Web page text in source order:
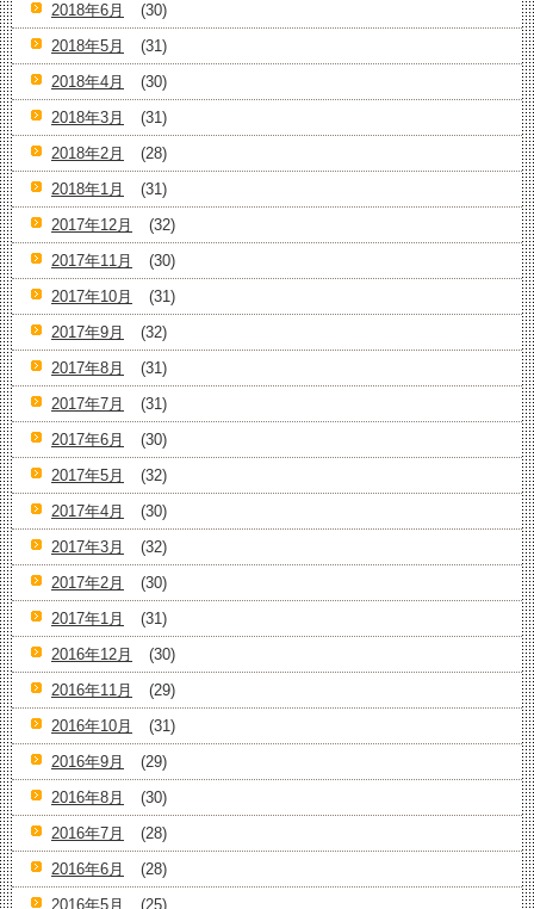
2018年6月
(30)
2018年5月
(31)
2018年4月
(30)
2018年3月
(31)
2018年2月
(28)
2018年1月
(31)
2017年12月
(32)
2017年11月
(30)
2017年10月
(31)
2017年9月
(32)
2017年8月
(31)
2017年7月
(31)
2017年6月
(30)
2017年5月
(32)
2017年4月
(30)
2017年3月
(32)
2017年2月
(30)
2017年1月
(31)
2016年12月
(30)
2016年11月
(29)
2016年10月
(31)
2016年9月
(29)
2016年8月
(30)
2016年7月
(28)
2016年6月
(28)
2016年5月
(25)